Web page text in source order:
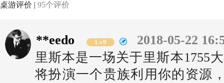
桌游评价 | 95个评价
**eedo Lv9
2018-05-22
里斯本是一场关于里斯本1755
将扮演一个贵族利用你的资源